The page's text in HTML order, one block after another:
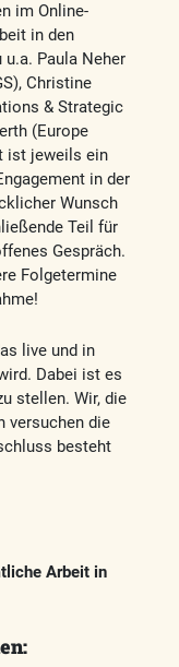
im Online-
in den
u.a. Paula Neher
Christine
& Strategic
(Europe
ist jeweils ein
in der
Wunsch
Teil für
Gespräch.
Folgetermine
live und in
Dabei ist es
stellen. Wir, die
versuchen die
besteht
Arbeit in